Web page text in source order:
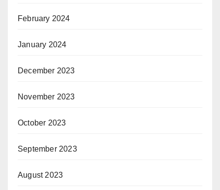
February 2024
January 2024
December 2023
November 2023
October 2023
September 2023
August 2023